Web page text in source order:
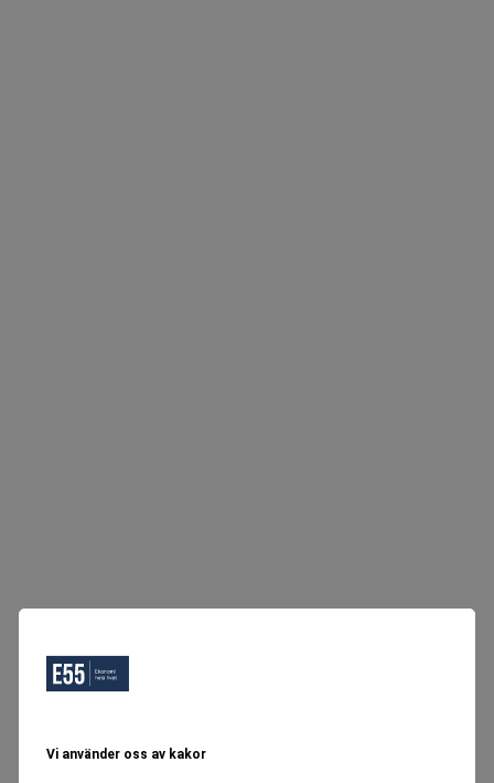
Vi använder oss av kakor